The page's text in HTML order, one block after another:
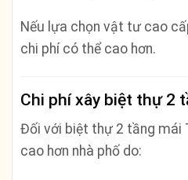
Nếu lựa chọn vật tư cao
chi phí có thể cao hơn.
Chi phí xây biệt thự 2
Đối với biệt thự 2 tầng mái
cao hơn nhà phố do: